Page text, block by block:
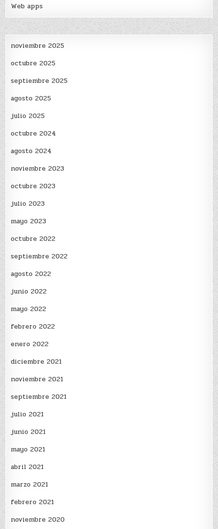
Web apps
noviembre 2025
octubre 2025
septiembre 2025
agosto 2025
julio 2025
octubre 2024
agosto 2024
noviembre 2023
octubre 2023
julio 2023
mayo 2023
octubre 2022
septiembre 2022
agosto 2022
junio 2022
mayo 2022
febrero 2022
enero 2022
diciembre 2021
noviembre 2021
septiembre 2021
julio 2021
junio 2021
mayo 2021
abril 2021
marzo 2021
febrero 2021
noviembre 2020